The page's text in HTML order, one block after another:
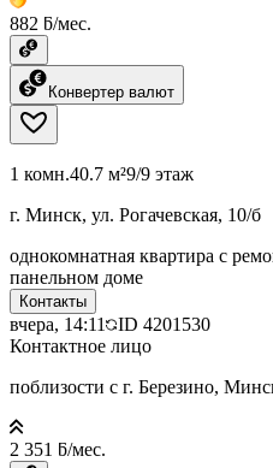
882 ƃ/мес.
Конвертер валют
1 комн.40.7 м²9/9 этаж
г. Минск, ул. Рогачевская, 10/б
однокомнатная квартира с
панельном доме
Контакты
вчера, 14:11 ID 4201530
Контактное лицо
поблизости с г. Березино,
2 351 ƃ/мес.